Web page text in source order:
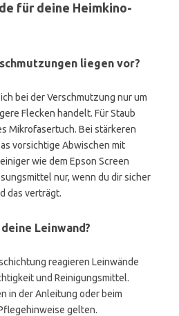
für deine Heimkino-
liegen vor?
bei der Verschmutzung nur um
Flecken handelt. Für Staub
Mikrofasertuch. Bei stärkeren
vorsichtige Abwischen mit
wie dem Epson Screen
nur, wenn du dir sicher
das verträgt.
Leinwand?
reagieren Leinwände
und Reinigungsmittel.
in der Anleitung oder beim
gelten.